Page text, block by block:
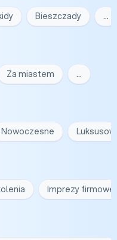
Bieszczady …
Za miastem …
Nowoczesne
Imprezy firmowe